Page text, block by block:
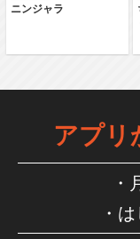
ニンジャラ
アプリ